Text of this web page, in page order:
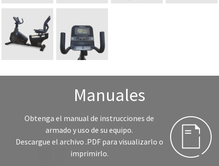
Manuales
Obtenga el manual de instrucciones de
armado y uso de su equipo.
Descargue el archivo .PDF para visualizarlo o
imprimirlo.